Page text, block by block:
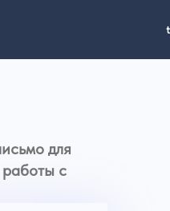
письмо для
для работы с